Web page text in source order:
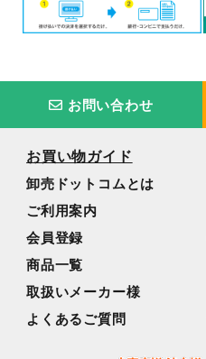
お問い合わせ
お買い物ガイド
卸売ドットコムとは
ご利用案内
会員登録
商品一覧
取扱いメーカー様
よくあるご質問